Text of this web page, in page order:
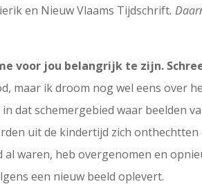
en Nieuw Vlaams Tijdschrift.
voor jou belangrijk te zijn.
maar ik droom nog wel eens over
dat schemergebied waar beelden
uit de kindertijd zich
al waren, heb overgenomen en
een nieuw beeld oplevert.